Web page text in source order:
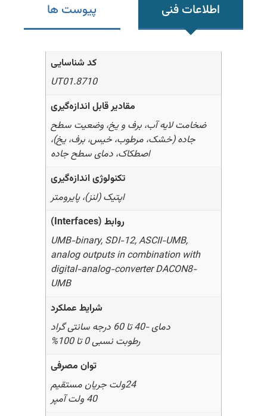
اطلاعات فنی پیوست ها
کد شناسایی
8710.UT01
مقادیر قابل اندازه‌گیری
ضخامت لایه آب، برف و یخ، وضعیت سطح
جاده (خشک، مرطوب، خیس، برف، یخ)،
اصطکاک، دمای سطح جاده
تکنولوژی اندازه‌‌گیری
اپتیک (لنز)، پایرومتر
روابط (Interfaces)
UMB-binary, SDI-12, ASCII-UMB,
analog outputs in combination with
digital-analog-converter DACON8-
UMB
شرایط عملکرد
دمای -40 تا 60 درجه سانتی گراد
رطوبت نسبی 0 تا 100%
توان مصرفی
24ولت جریان مستقیم
40 ولت آمپر